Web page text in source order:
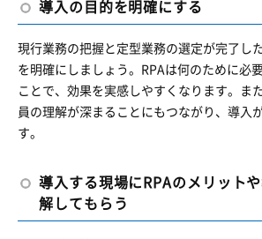
導入の目的を明確にする
現行業務の把握と定型業務の選定が完了し
を明確にしましょう。RPAは何のために必
ことで、効果を実感しやすくなります。ま
員の理解が深まることにもつながり、導入
す。
導入する現場にRPAのメリット
解してもらう